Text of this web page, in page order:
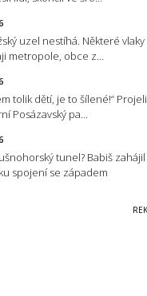
uzel nestíhá. Některé vlaky
metropole, obce z…
tolik dětí, je to šílené!“ Projeli
Posázavský pa…
tunel? Babiš zahájil
spojení se západem